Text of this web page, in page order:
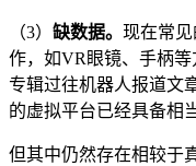
（3） 缺数据。 现在常
作，如VR眼镜、手柄
专辑过往机器人报道文
的虚拟平台已经具备相
但其中仍然存在相较于